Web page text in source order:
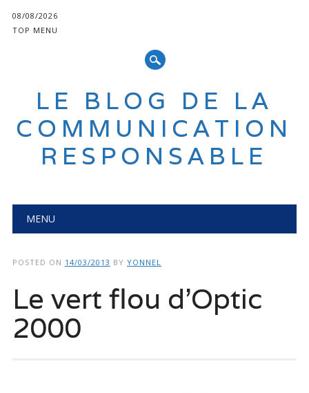
08/08/2026
TOP MENU
LE BLOG DE LA
COMMUNICATION
RESPONSABLE
Main menu
MENU
POSTED ON 14/03/2013 BY YONNEL
Le vert flou d’Optic
2000